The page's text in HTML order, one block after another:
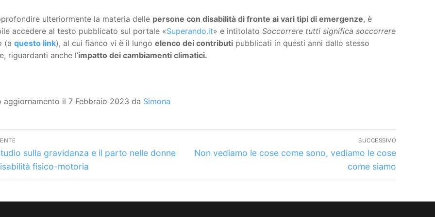
ulteriormente la materia delle persone con disabilità di fronte ai vari tipi di emergenze, è
accedere al testo pubblicato sul portale «Superando.it» e intitolato Soccorrere tutti significa soccorrere
(a questo link), al cui fianco vi è il lungo elenco dei contributi pubblicati in questi anni dallo stesso
riguardanti anche l’impatto dei cambiamenti climatici.
aggiornamento il 7 Febbraio 2023 da Simona
sulla gravidanza e il parto nelle donne
fisico-motoria
SUCCESSIVO
Articolo
Non vediamo le cose come sono, vediamo le cose
come siamo